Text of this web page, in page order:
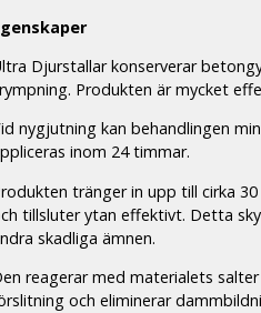
Djurstallar konserverar
Produkten är mycket
nygjutning kan behandlingen
inom 24 timmar.
tränger in upp till cirka
tillsluter ytan effektivt. Detta
skadliga ämnen.
reagerar med materialets
och eliminerar